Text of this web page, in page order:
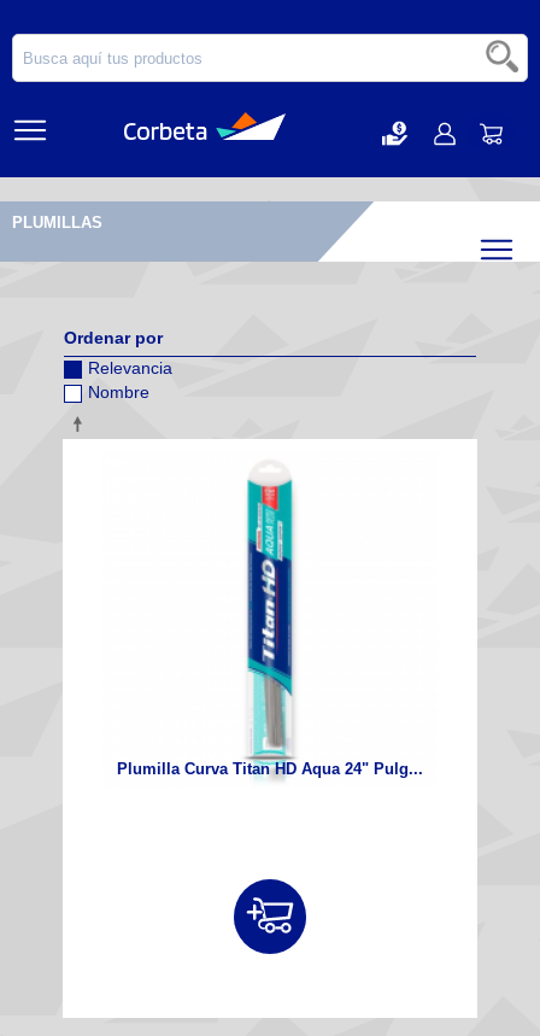
PLUMILLAS
Ordenar por
Relevancia
Nombre
Plumilla Curva Titan HD Aqua 24" Pulg...